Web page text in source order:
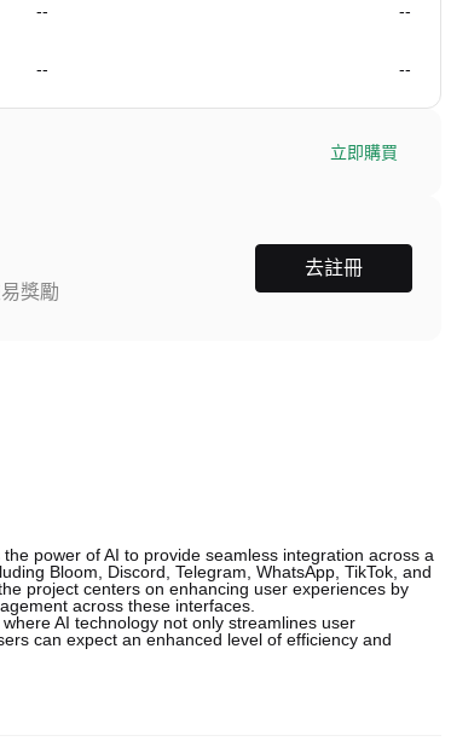
-- --
-- --
立即購買
獎勵
去註冊
power of AI to provide seamless integration across a
Bloom, Discord, Telegram, WhatsApp, TikTok, and
project centers on enhancing user experiences by
across these interfaces.
AI technology not only streamlines user
can expect an enhanced level of efficiency and